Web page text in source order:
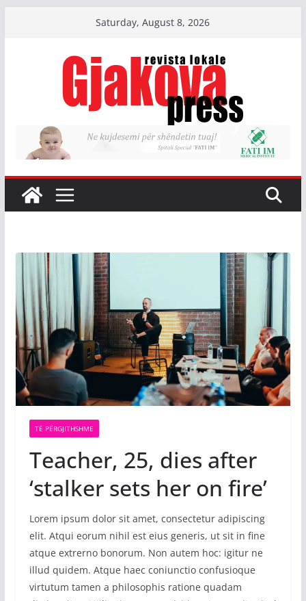
Saturday, August 8, 2026
TË PËRGJITHSHME
Teacher, 25, dies after
‘stalker sets her on fire’
Lorem ipsum dolor sit amet, consectetur adipiscing
elit. Atqui eorum nihil est eius generis, ut sit in fine
atque extrerno bonorum. Non autem hoc: igitur ne
illud quidem. Atque haec coniunctio confusioque
virtutum tamen a philosophis ratione quadam